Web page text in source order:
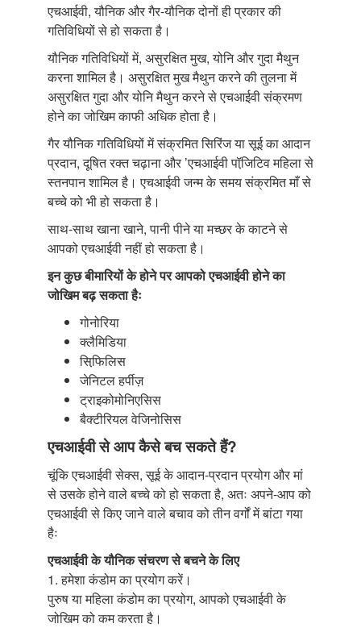
एचआईवी, यौनिक और गैर-यौनिक दोनों ही प्रकार की
गतिविधियों से हो सकता है।
यौनिक गतिविधियों में, असुरक्षित मुख, योनि और गुदा मैथुन
करना शामिल है। असुरक्षित मुख मैथुन करने की तुलना में
असुरक्षित गुदा और योनि मैथुन करने से एचआईवी संक्रमण
होने का जोखिम काफी अधिक होता है।
गैर यौनिक गतिविधियों में संक्रमित सिरिंज या सूई का आदान
प्रदान, दूषित रक्त चढ़ाना और ’एचआईवी पॉजि़टिव महिला से
स्तनपान शामिल है। एचआईवी जन्म के समय संक्रमित माँ से
बच्चे को भी हो सकता है।
साथ-साथ खाना खाने, पानी पीने या मच्छर के काटने से
आपको एचआईवी नहीं हो सकता है।
इन कुछ बीमारियों के होने पर आपको एचआईवी होने का
जोखिम बढ़ सकता हैः
गोनोरिया
क्लैमिडिया
सिफि़लिस
जेनिटल हर्पीज़
ट्राइकोमोनिएसिस
बैक्टीरियल वेजिनोसिस
एचआईवी से आप कैसे बच सकते हैं?
चूंकि एचआईवी सेक्स, सूई के आदान-प्रदान प्रयोग और मां
से उसके होने वाले बच्चे को हो सकता है, अतः अपने-आप को
एचआईवी से किए जाने वाले बचाव को तीन वर्गों में बांटा गया
हैः
एचआईवी के यौनिक संचरण से बचने के लिए
1. हमेशा कंडोम का प्रयोग करें।
पुरुष या महिला कंडोम का प्रयोग, आपको एचआईवी के
जोखिम को कम करता है।